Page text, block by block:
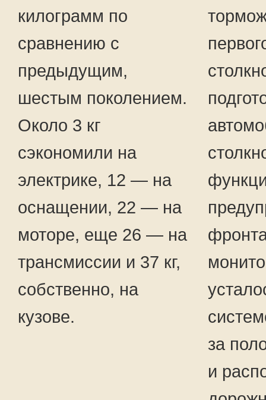
килограмм по
сравнению с
предыдущим,
шестым поколением.
Около 3 кг
сэкономили на
электрике, 12 — на
оснащении, 22 — на
моторе, еще 26 — на
трансмиссии и 37 кг,
собственно, на
кузове.
за
и